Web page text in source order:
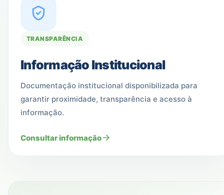
TRANSPARÊNCIA
Informação Institucional
Documentação institucional disponibilizada para
garantir proximidade, transparência e acesso à
informação.
Consultar informação